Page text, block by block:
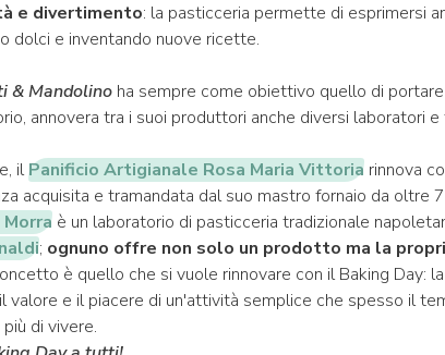
e divertimento: la pasticceria permette di esprimersi
dolci e inventando nuove ricette.
& Mandolinoha sempre come obiettivo quello di
annovera tra i suoi produttori anche diversi laboratori
ilPanificio Artigianale Rosa Maria Vittoriarinnova
acquisita e tramandata dal suo mastro fornaio da oltre
è un laboratorio di pasticceria tradizionale
; ognuno offre non solo un prodotto ma la
è quello che si vuole rinnovare con il Baking Day:
valore e il piacere di un'attività semplice che spesso il
di vivere.